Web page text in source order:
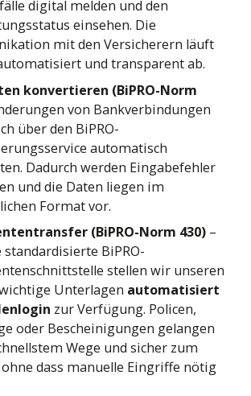
digital melden und den
einsehen. Die
mit den Versicherern läuft
und transparent ab.
konvertieren (BiPRO-Norm
von Bankverbindungen
über den BiPRO-
automatisch
Dadurch werden Eingabefehler
und die Daten liegen im
Format vor.
(BiPRO-Norm 430)–
standardisierte BiPRO-
stellen wir unseren
Unterlagen automatisiert
zur Verfügung. Policen,
oder Bescheinigungen gelangen
Wege und sicher zum
ohne dass manuelle Eingriffe nötig